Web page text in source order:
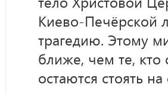
Киево-Печёрской
трагедию. Этому
ближе, чем те, кто
остаются стоять